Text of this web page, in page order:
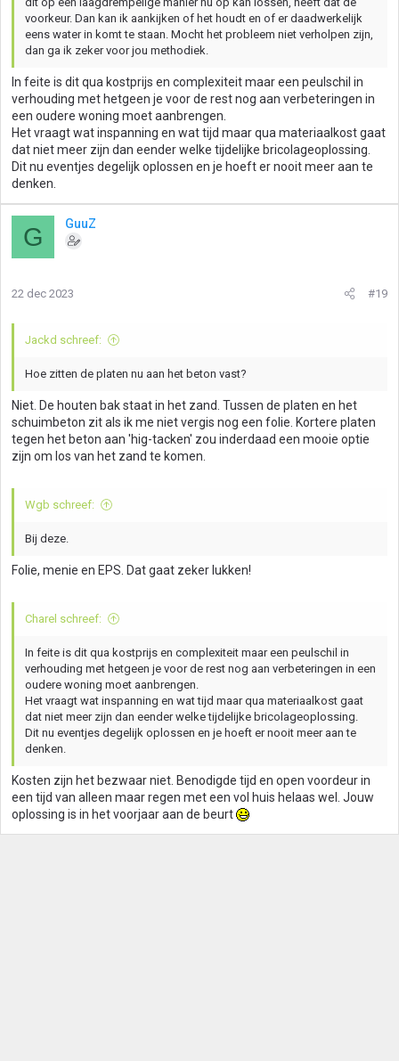
voorkeur. Dan kan ik aankijken of het houdt en of er daadwerkelijk
eens water in komt te staan. Mocht het probleem niet verholpen zijn,
dan ga ik zeker voor jou methodiek.
In feite is dit qua kostprijs en complexiteit maar een peulschil in
verhouding met hetgeen je voor de rest nog aan verbeteringen in
een oudere woning moet aanbrengen.
Het vraagt wat inspanning en wat tijd maar qua materiaalkost gaat
dat niet meer zijn dan eender welke tijdelijke bricolageoplossing.
Dit nu eventjes degelijk oplossen en je hoeft er nooit meer aan te
denken.
G GuuZ
22 dec 2023 #19
Jackd schreef:
Hoe zitten de platen nu aan het beton vast?
Niet. De houten bak staat in het zand. Tussen de platen en het
schuimbeton zit als ik me niet vergis nog een folie. Kortere platen
tegen het beton aan 'hig-tacken' zou inderdaad een mooie optie
zijn om los van het zand te komen.
Wgb schreef:
Bij deze.
Folie, menie en EPS. Dat gaat zeker lukken!
Charel schreef:
In feite is dit qua kostprijs en complexiteit maar een peulschil in
verhouding met hetgeen je voor de rest nog aan verbeteringen in een
oudere woning moet aanbrengen.
Het vraagt wat inspanning en wat tijd maar qua materiaalkost gaat
dat niet meer zijn dan eender welke tijdelijke bricolageoplossing.
Dit nu eventjes degelijk oplossen en je hoeft er nooit meer aan te
denken.
Kosten zijn het bezwaar niet. Benodigde tijd en open voordeur in
een tijd van alleen maar regen met een vol huis helaas wel. Jouw
oplossing is in het voorjaar aan de beurt